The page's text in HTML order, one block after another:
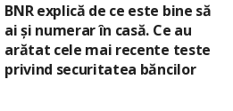
BNR explică de ce este bine să
ai și numerar în casă. Ce au
arătat cele mai recente teste
privind securitatea băncilor